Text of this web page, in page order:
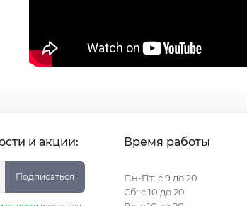
и акции:
Подписаться
Время работы
Пн-Пт: с 9 до 20
Сб: с 10 до 20